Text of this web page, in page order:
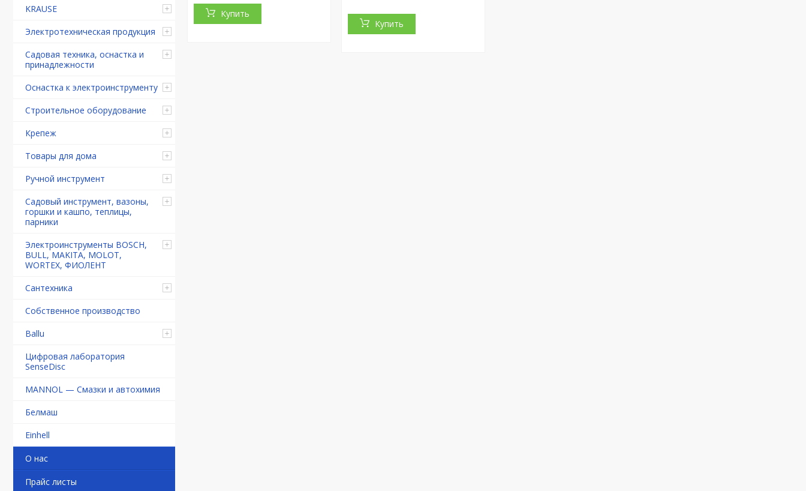
KRAUSE
Электротехническая продукция
Садовая техника, оснастка и
принадлежности
Оснастка к электроинструменту
Строительное оборудование
Крепеж
Товары для дома
Ручной инструмент
Садовый инструмент, вазоны,
горшки и кашпо, теплицы,
парники
Электроинструменты BOSCH,
BULL, MAKITA, MOLOT,
WORTEX, ФИОЛЕНТ
Сантехника
Собственное производство
Ballu
Цифровая лаборатория
SenseDisc
MANNOL — Смазки и автохимия
Белмаш
Einhell
О нас
Прайс листы
Купить
Купить